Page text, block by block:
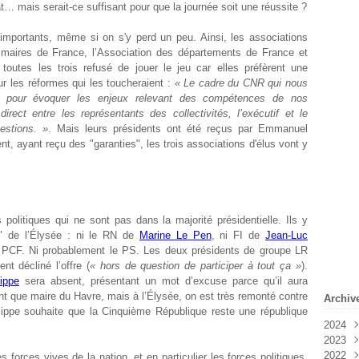
mais serait-ce suffisant pour que la journée soit une réussite ?
même si on s'y perd un peu. Ainsi, les associations
de France, l’Association des départements de France et
toutes les trois refusé de jouer le jeu car elles préfèrent une
les réformes qui les toucheraient : « Le cadre du CNR qui nous
évoquer les enjeux relevant des compétences de nos
entre les représentants des collectivités, l’exécutif et le
». Mais leurs présidents ont été reçus par Emmanuel
ayant reçu des "garanties", les trois associations d'élus vont y
qui ne sont pas dans la majorité présidentielle. Ils y
de l’Élysée : ni le RN de Marine Le Pen, ni FI deJean-Luc
Ni probablement le PS. Les deux présidents de groupe LR
décliné l’offre (« hors de question de participer à tout ça »).
sera absent, présentant un mot d’excuse parce qu’il aura
que maire du Havre, mais à l’Élysée, on est très remonté contre
souhaite que la Cinquième République reste une république
2024
2023
2022